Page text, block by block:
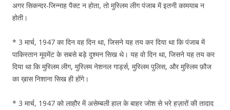
अगर सिकन्दर-जिन्नाह पैक्ट न होता, तो मुस्लिम लीग पंजाब में इतनी कामयाब न
होती।
* 3 मार्च, 1947 का दिन वह दिन था, जिसने यह तय कर दिया था कि पंजाब में
पाकिस्तान मूवमेंट के सबसे बड़े दुश्मन सिख थे। यह वो दिन था, जिसने यह तय कर
दिया था कि मुस्लिम लीग, मुस्लिम नेशनल गार्ड्स, मुस्लिम पुलिस, और मुस्लिम फ़ौज
का ख़ास निशाना सिख ही होंगे।
* 3 मार्च, 1947 को लाहौर में असेम्बली हाल के बाहर जोश से भरे हज़ारों की तादाद